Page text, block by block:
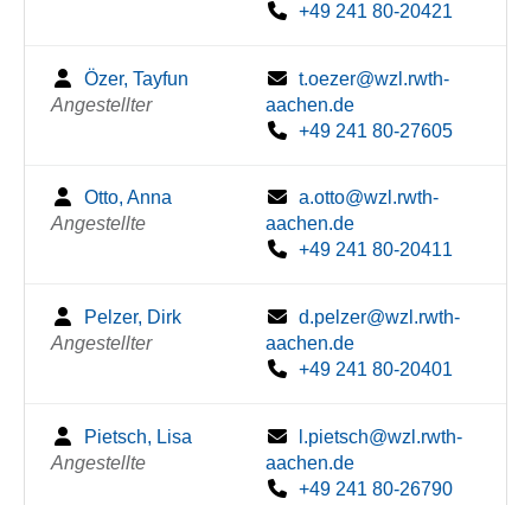
+49 241 80-20421
Özer, Tayfun
Angestellter
t.oezer@wzl.rwth-
aachen.de
+49 241 80-27605
Otto, Anna
Angestellte
a.otto@wzl.rwth-
aachen.de
+49 241 80-20411
Pelzer, Dirk
Angestellter
d.pelzer@wzl.rwth-
aachen.de
+49 241 80-20401
Pietsch, Lisa
Angestellte
l.pietsch@wzl.rwth-
aachen.de
+49 241 80-26790